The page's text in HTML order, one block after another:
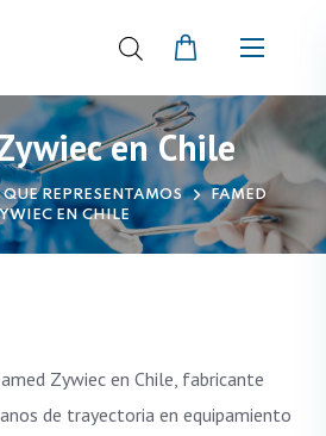
en Chile
REPRESENTAMOS
FAMED
EN CHILE
Zywiec en Chile, fabricante
de trayectoria en equipamiento